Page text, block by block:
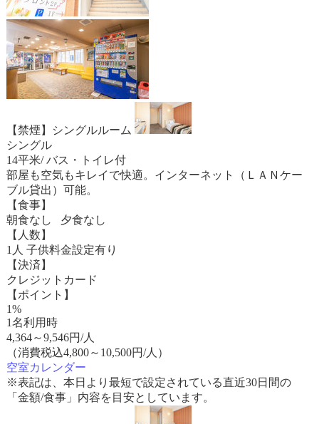
【禁煙】シングルルーム
シングル
14平米/ バス・トイレ付
部屋も空気もキレイで快適。インターネット（ＬＡＮケー
ブル貸出）可能。
【食事】
朝食なし 夕食なし
【人数】
1人 子供料金設定有り
【決済】
クレジットカード
【ポイント】
1%
1名利用時
4,364～9,546円/人
（消費税込4,800～10,500円/人）
空室カレンダー
※表記は、本日より最短で設定されている直近30日間の
「金額/食事」内容を目安としています。